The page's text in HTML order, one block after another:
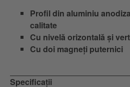
Profil din aluminiu
calitate
Cu nivelă orizontală și
Cu doi magneți puternici
Specificații